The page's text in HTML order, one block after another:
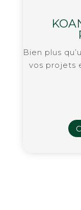
Bien plus
vos projets